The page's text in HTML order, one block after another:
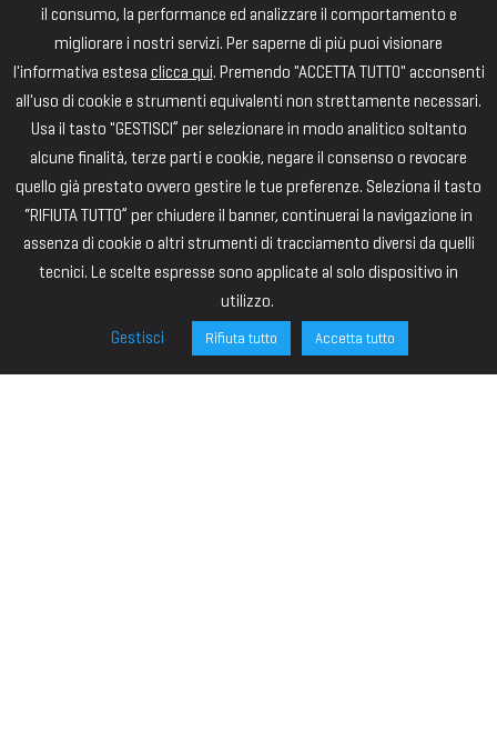
il consumo, la performance ed analizzare il comportamento e
migliorare i nostri servizi. Per saperne di più puoi visionare
l'informativa estesa clicca qui. Premendo "ACCETTA TUTTO" acconsenti
all'uso di cookie e strumenti equivalenti non strettamente necessari.
Usa il tasto "GESTISCI” per selezionare in modo analitico soltanto
alcune finalità, terze parti e cookie, negare il consenso o revocare
quello già prestato ovvero gestire le tue preferenze. Seleziona il tasto
“RIFIUTA TUTTO” per chiudere il banner, continuerai la navigazione in
assenza di cookie o altri strumenti di tracciamento diversi da quelli
tecnici. Le scelte espresse sono applicate al solo dispositivo in
utilizzo.
Gestisci
Rifiuta tutto Accetta tutto